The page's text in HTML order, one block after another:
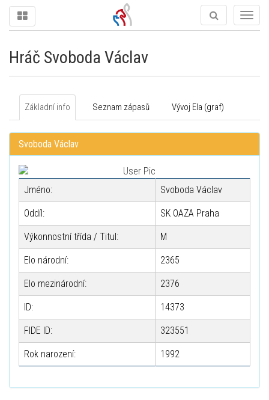
Hráč Svoboda Václav
Základní info Seznam zápasů Vývoj Ela (graf)
Svoboda Václav
Jméno: Svoboda Václav
Oddíl: SK OAZA Praha
Výkonnostní třída / Titul: M
Elo národní: 2365
Elo mezinárodní: 2376
ID: 14373
FIDE ID: 323551
Rok narození: 1992